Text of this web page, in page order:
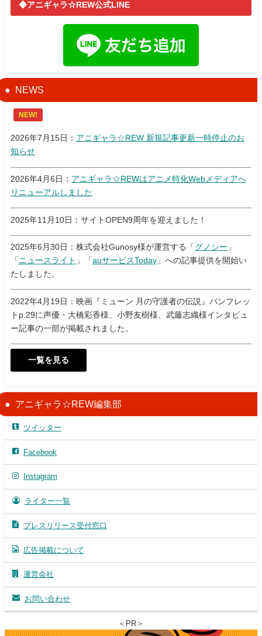
◆アニギャラ☆REW公式LINE
NEWS
NEW!
2026年7月15日： アニギャラ☆REW 新規記事更新一時停止のお
知らせ
2026年4月6日： アニギャラ☆REWはアニメ特化Webメディアへ
リニューアルしました
2025年11月10日：サイトOPEN9周年を迎えました！
2025年6月30日：株式会社Gunosy様が運営する「 グノシー 」
「 ニュースライト 」「 auサービスToday 」への記事提供を開始い
たしました。
2022年4月19日：映画『ミューン 月の守護者の伝説』パンフレッ
トp.29に声優・大橋彩香様、小野友樹様、武藤志織様インタビュ
ー記事の一部が掲載されました。
一覧を見る
アニギャラ☆REW編集部
ツイッター
Facebook
Instagram
ライター一覧
プレスリリース受付窓口
広告掲載について
運営会社
お問い合わせ
＜PR＞